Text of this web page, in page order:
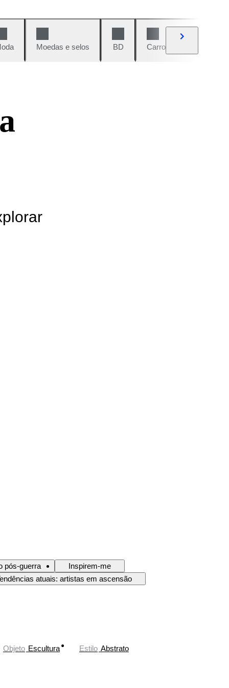
Moedas e selos BD Carros e motos
pós-guerra
Inspirem-me
atuais: artistas em ascensão
Objeto Escultura Estilo Abstrato